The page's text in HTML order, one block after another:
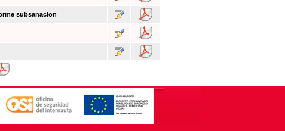
subsanacion